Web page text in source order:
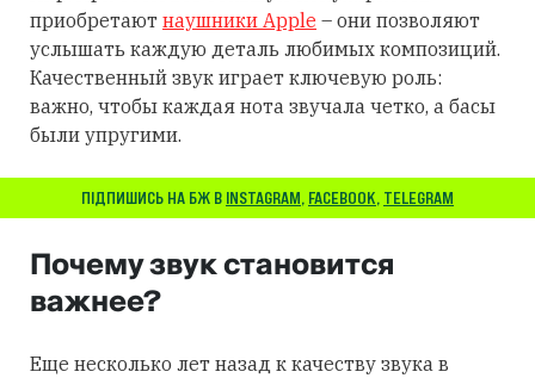
приобретают наушники Apple – они позволяют
услышать каждую деталь любимых композиций.
Качественный звук играет ключевую роль:
важно, чтобы каждая нота звучала четко, а басы
были упругими.
ПІДПИШИСЬ НА БЖ В INSTAGRAM, FACEBOOK, TELEGRAM
Почему звук становится
важнее?
Еще несколько лет назад к качеству звука в